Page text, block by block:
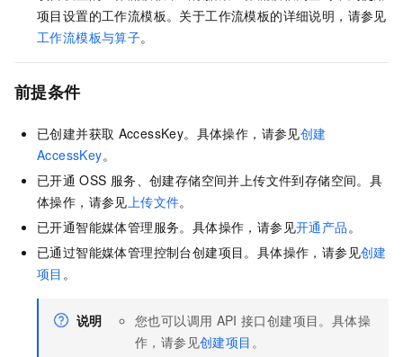
项目设置的工作流模板。关于工作流模板的详细说明，请参见
工作流模板与算子。
前提条件
已创建并获取 AccessKey。具体操作，请参见创建
AccessKey。
已开通 OSS 服务、创建存储空间并上传文件到存储空间。具
体操作，请参见上传文件。
已开通智能媒体管理服务。具体操作，请参见开通产品。
已通过智能媒体管理控制台创建项目。具体操作，请参见创建
项目 。
说明 您也可以调用 API 接口创建项目。具体操
作，请参见创建项目 。